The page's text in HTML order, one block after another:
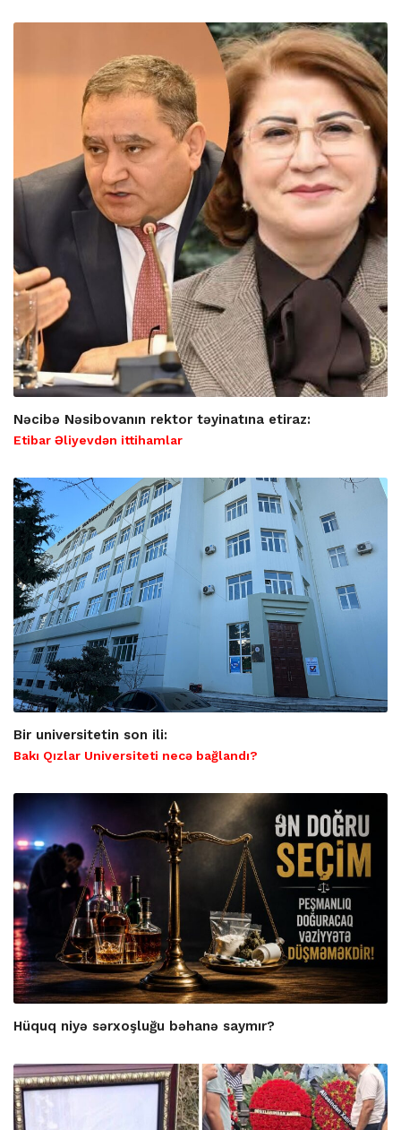
Nəcibə Nəsibovanın rektor təyinatına etiraz:
Etibar Əliyevdən ittihamlar
Bir universitetin son ili:
Bakı Qızlar Universiteti necə bağlandı?
Hüquq niyə sərxoşluğu bəhanə saymır?